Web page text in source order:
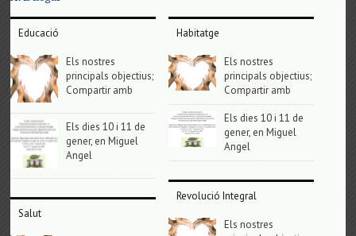
Educació
Els nostres
principals objectius;
Compartir amb
Els dies 10 i 11 de
gener, en Miguel
Angel
Salut
Habitatge
Els nostres
principals objectius;
Compartir amb
Els dies 10 i 11 de
gener, en Miguel
Angel
Revolució Integral
Els nostres